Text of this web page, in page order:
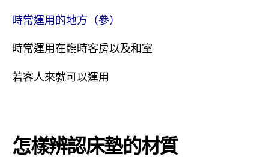
時常運用的地方（參）
時常運用在臨時客房以及和室
若客人來就可以運用
怎樣辨認床墊的材質